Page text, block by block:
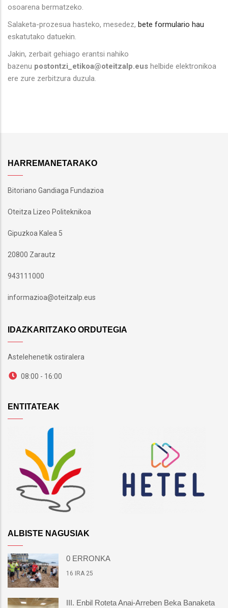
osoarena bermatzeko.
Salaketa-prozesua hasteko, mesedez, bete formulario hau
eskatutako datuekin.
Jakin, zerbait gehiago erantsi nahiko
bazenu postontzi_etikoa@oteitzalp.eus helbide elektronikoa
ere zure zerbitzura duzula.
HARREMANETARAKO
Bitoriano Gandiaga Fundazioa
Oteitza Lizeo Politeknikoa
Gipuzkoa Kalea 5
20800 Zarautz
943111000
informazioa@oteitzalp.eus
IDAZKARITZAKO ORDUTEGIA
Astelehenetik ostiralera
08:00 - 16:00
ENTITATEAK
ALBISTE NAGUSIAK
0 ERRONKA
16 IRA 25
III. Enbil Roteta Anai-Arreben Beka Banaketa